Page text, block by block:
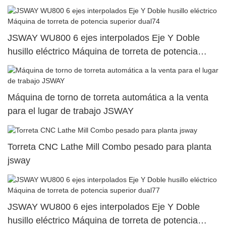
JSWAY WU800 6 ejes interpolados Eje Y Doble
husillo eléctrico Máquina de torreta de potencia
superior dual74
Máquina de torno de torreta automática a la venta
para el lugar de trabajo JSWAY
Torreta CNC Lathe Mill Combo pesado para planta
jsway
JSWAY WU800 6 ejes interpolados Eje Y Doble
husillo eléctrico Máquina de torreta de potencia